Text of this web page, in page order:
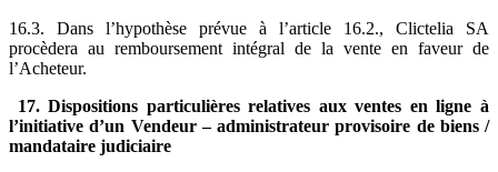
16.3. Dans l’hypothèse prévue à l’article 16.2., Clictelia SA
procèdera au remboursement intégral de la vente en faveur de
l’Acheteur.
17. Dispositions particulières relatives aux ventes en ligne à
l’initiative d’un Vendeur – administrateur provisoire de biens /
mandataire judiciaire